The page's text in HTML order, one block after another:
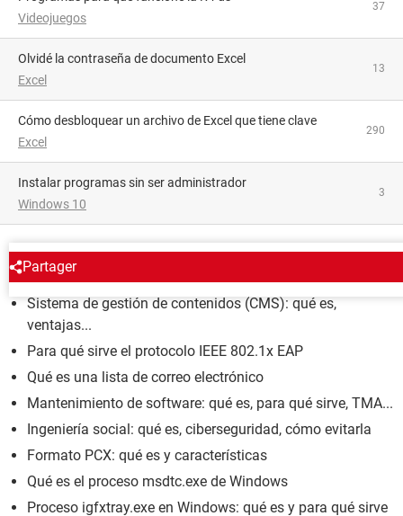
Videojuegos
37
Olvidé la contraseña de documento Excel
Excel
13
Cómo desbloquear un archivo de Excel que tiene clave
Excel
290
Instalar programas sin ser administrador
Windows 10
3
Partager
ENCICLOPEDIA
Sistema de gestión de contenidos (CMS): qué es,
ventajas...
Para qué sirve el protocolo IEEE 802.1x EAP
Qué es una lista de correo electrónico
Mantenimiento de software: qué es, para qué sirve, TMA...
Ingeniería social: qué es, ciberseguridad, cómo evitarla
Formato PCX: qué es y características
Qué es el proceso msdtc.exe de Windows
Proceso igfxtray.exe en Windows: qué es y para qué sirve